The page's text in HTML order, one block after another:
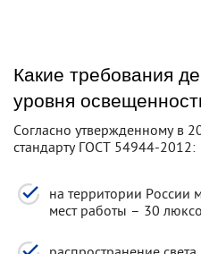
Какие требования
уровня
Согласно утвержденному в
стандарту ГОСТ 54944-2012:
на территории России
мест работы – 30